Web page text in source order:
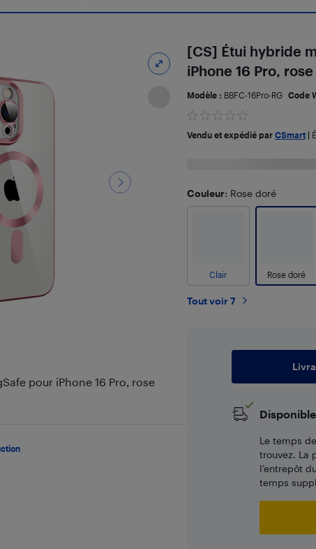
pour iPhone 16 Pro, rose
[CS] Étui hybride
iPhone 16 Pro,
Modèle : BBFC-16Pro-RG Code
Vendu et expédié par CSmart|
Couleur: Rose doré
Clair Rose doré
Tout voir 7
Le temps
trouvez. La
l’entrepôt
temps